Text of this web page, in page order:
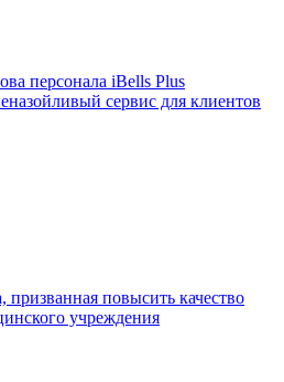
персонала iBells Plus
сервис для клиентов
призванная повысить качество
учреждения